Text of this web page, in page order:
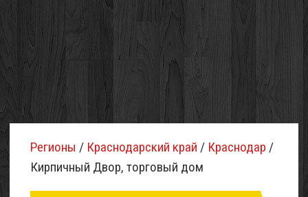
Регионы / Краснодарский край / Краснодар /
Кирпичный Двор, торговый дом